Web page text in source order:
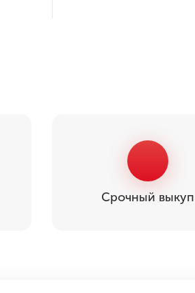
Срочный выкуп